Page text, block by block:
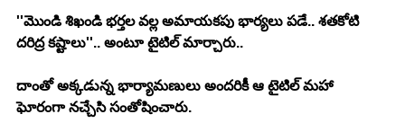
''మొండి శిఖండి భర్తల వల్ల అమాయకపు భార్యలు పడే.. శతకోటి
దరిద్ర కష్టాలు''.. అంటూ టైటిల్ మార్చారు..
దాంతో అక్కడున్న భార్యామణులు అందరికీ ఆ టైటిల్ మహా
ఘోరంగా నచ్చేసి సంతోషించారు.